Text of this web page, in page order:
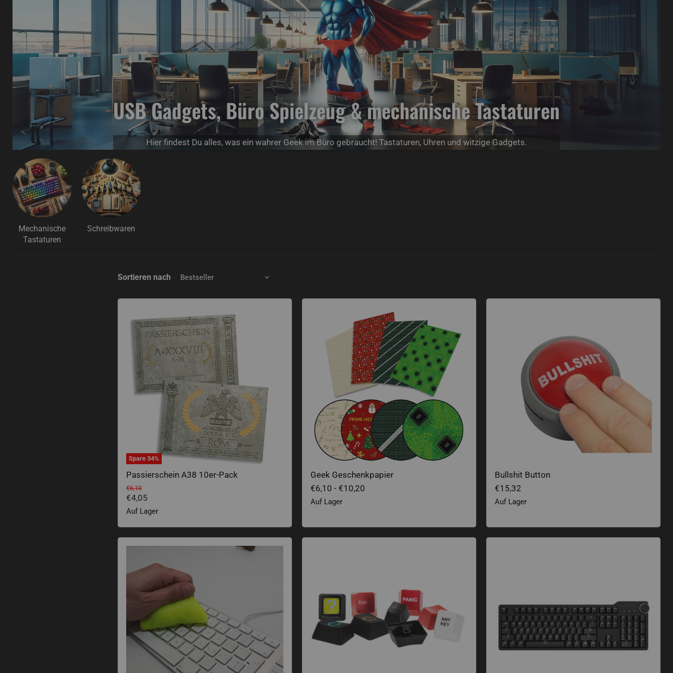
USB Gadgets, Büro Spielzeug & mechanische Tastaturen
Hier findest Du alles, was ein wahrer Geek im Büro gebraucht! Tastaturen, Uhren und witzige Gadgets.
Mechanische
Tastaturen
Schreibwaren
Sortieren nach
Spare 34%
Passierschein A38 10er-Pack
Ursprünglicher Preis
€6,10
Aktueller Preis
€4,05
Auf Lager
Geek Geschenkpapier
Geek Geschenkpapier
€6,10 - €10,20
Auf Lager
Bullshit Button
€15,32
Auf Lager